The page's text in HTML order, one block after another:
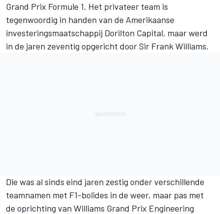
Grand Prix Formule 1. Het privateer team is
tegenwoordig in handen van de Amerikaanse
investeringsmaatschappij Dorilton Capital, maar werd
in de jaren zeventig opgericht door Sir Frank Williams.
Die was al sinds eind jaren zestig onder verschillende
teamnamen met F1-bolides in de weer, maar pas met
de oprichting van Williams Grand Prix Engineering